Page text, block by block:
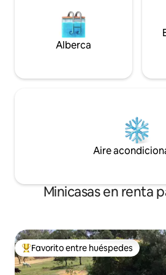
Alberca
Aire
Minicasas en renta
De los mejores en Favorito entre
Favorito entre huéspedes